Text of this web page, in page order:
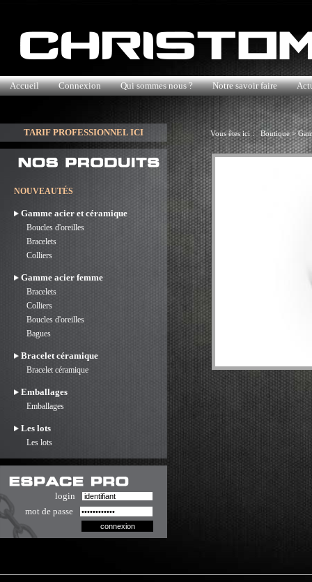
Accueil Connexion Qui sommes nous ? Notre savoir faire
TARIF PROFESSIONNEL ICI
NOUVEAUTÉS
Gamme acier et céramique
Boucles d'oreilles
Bracelets
Colliers
Gamme acier femme
Bracelets
Colliers
Boucles d'oreilles
Bagues
Bracelet céramique
Bracelet céramique
Emballages
Emballages
Les lots
Les lots
login
mot de passe
Vous êtes ici :Boutique>